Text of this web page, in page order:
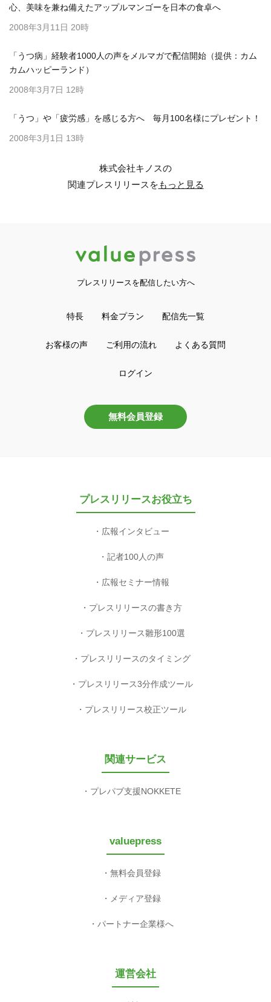
心、美味を兼ね備えたアップルマンゴーを日本の食卓へ
2008年3月11日 20時
「うつ病」経験者1000人の声をメルマガで配信開始（提供：カム
カムハッピーランド）
2008年3月7日 12時
「うつ」や「疲労感」を感じる方へ 毎月100名様にプレゼント！
2008年3月1日 13時
株式会社キノスの
関連プレスリリースをもっと見る
プレスリリースを配信したい方へ
特長 料金プラン 配信先一覧
お客様の声 ご利用の流れ よくある質問
ログイン
無料会員登録
プレスリリースお役立ち
広報インタビュー
記者100人の声
広報セミナー情報
プレスリリースの書き方
プレスリリース雛形100選
プレスリリースのタイミング
プレスリリース3分作成ツール
プレスリリース校正ツール
関連サービス
プレパブ支援NOKKETE
valuepress
無料会員登録
メディア登録
パートナー企業様へ
運営会社